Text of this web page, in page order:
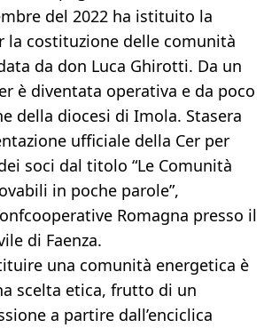
del 2022 ha istituito la
la costituzione delle comunità
da don Luca Ghirotti. Da un
è diventata operativa e da poco
della diocesi di Imola. Stasera
ufficiale della Cer per
soci dal titolo “Le Comunità
in poche parole”,
Romagna presso il
di Faenza.
una comunità energetica è
scelta etica, frutto di un
a partire dall’enciclica